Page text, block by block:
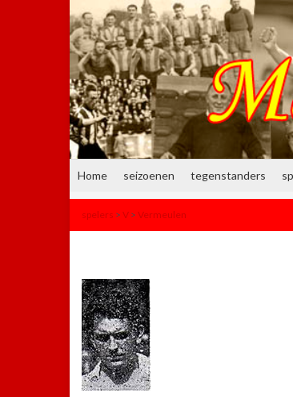
Home seizoenen tegenstanders
spelers > V > Vermeulen